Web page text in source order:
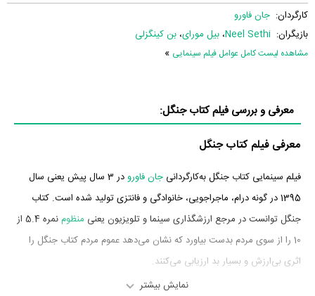
کارگردان: جان فاورو
بازیگران: Neel Sethi، بیل مورای، بن کینگزلی
مشاهده لیست کامل عوامل فیلم سینمایی »
معرفی و بررسی فیلم کتاب جنگل:
معرفی فیلم کتاب جنگل
فیلم سینمایی کتاب جنگل به‌کارگردانی جان فاورو
در 3 سال پیش یعنی سال
1395 در گونه درام، ماجراجویی، خانوادگی و فانتزی تولید شده است. کتاب
جنگل توانست در مرجع ارزشگذاری سینما و تلویزیون یعنی منظوم
نمره 5.4 از
10 را از سوی مردم بدست بیاورد که نشان می‌دهد عموم مردم کتاب جنگل را
اثری بی‌ارزش و بسیار بد ارزیابی می‌کنند.
نمایش بیشتر